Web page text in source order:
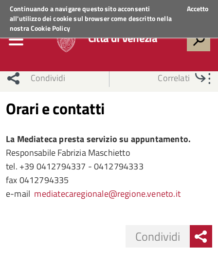
Continuando a navigare questo sito acconsenti
all'utilizzo dei cookie sul browser come descritto nella
nostraCookie Policy
Accetto
Regione VenetoACCEDI AI SERVIZI
Città di Venezia
Condividi Correlati
Orari e contatti
La Mediateca presta servizio su appuntamento.
Responsabile Fabrizia Maschietto
tel. +39 0412794337 - 0412794333
fax 0412794335
e-mail mediatecaregionale@regione.veneto.it
Condividi